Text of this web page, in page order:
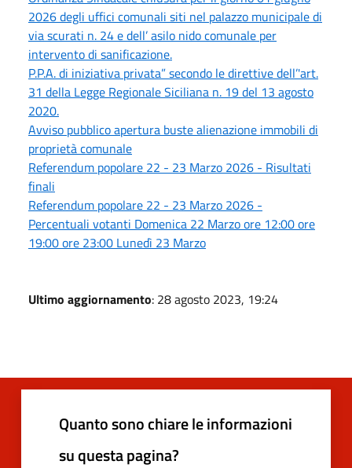
2026 degli uffici comunali siti nel palazzo municipale di
via scurati n. 24 e dell’ asilo nido comunale per
intervento di sanificazione.
P.P.A. di iniziativa privata” secondo le direttive dell’'art.
31 della Legge Regionale Siciliana n. 19 del 13 agosto
2020.
Avviso pubblico apertura buste alienazione immobili di
proprietà comunale
Referendum popolare 22 - 23 Marzo 2026 - Risultati
finali
Referendum popolare 22 - 23 Marzo 2026 -
Percentuali votanti Domenica 22 Marzo ore 12:00 ore
19:00 ore 23:00 Lunedì 23 Marzo
Ultimo aggiornamento: 28 agosto 2023, 19:24
Quanto sono chiare le informazioni
su questa pagina?